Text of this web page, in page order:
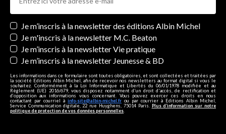
Newsletters
Je m’inscris à la newsletter des éditions Albin Michel
Je m'inscris à la newsletter M.C. Beaton
Je m’inscris à la newsletter Vie pratique
Je m’inscris à la newsletter Jeunesse & BD
Les informations dans ce formulaire sont toutes obligatoires, et sont collectées et traitées par
la société Editions Albin Michel, afin de recevoir nos newsletters au format digital si vous le
souhaitez. Conformément à la Loi Informatique et Libertés du 06/01/1978 modifiée et au
Règlement (UE) 2016/679, vous disposez notamment d'un droit d'accès, de rectification et
d’opposition aux informations vous concernant. Vous pouvez exercer ces droits en nous
contactant par courriel à info-site@albin-michel.fr ou par courrier à Editions Albin Michel,
Service Communication digitale, 22 rue Huyghens, 75014 Paris. Plus d’information sur notre
politique de protection de vos données personnelles